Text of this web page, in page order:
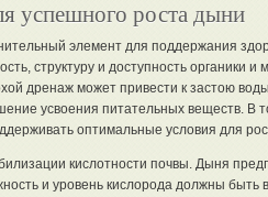
успешного роста дыни
элемент для поддержания
структуру и доступность органики и
дренаж может привести к застою
усвоения питательных веществ. В
оптимальные условия для
кислотности почвы. Дыня
и уровень кислорода должны быть